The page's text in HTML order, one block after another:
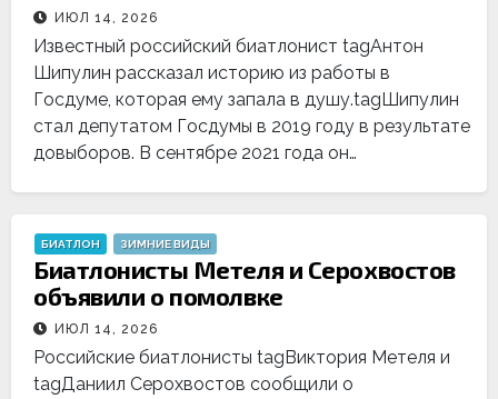
ИЮЛ 14, 2026
Известный российский биатлонист tagАнтон
Шипулин рассказал историю из работы в
Госдуме, которая ему запала в душу.tagШипулин
стал депутатом Госдумы в 2019 году в результате
довыборов. В сентябре 2021 года он…
БИАТЛОН ЗИМНИЕ ВИДЫ
Биатлонисты Метеля и Серохвостов
объявили о помолвке
ИЮЛ 14, 2026
Российские биатлонисты tagВиктория Метеля и
tagДаниил Серохвостов сообщили о